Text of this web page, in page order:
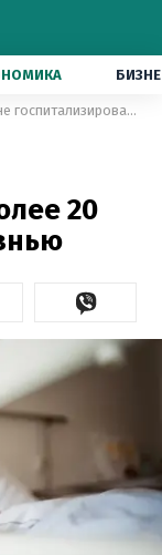
На Ровенщине госпитализировали более 20 детей c опасной болезнью
20